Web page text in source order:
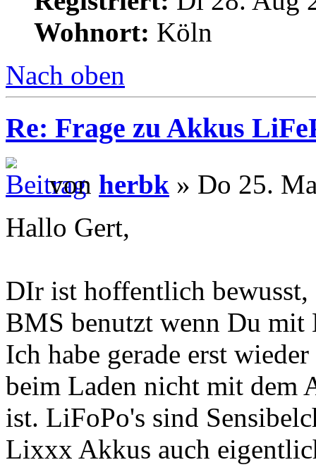
Wohnort: Köln
Nach oben
Re: Frage zu Akkus
von herbk » Do 25.
Hallo Gert,
DIr ist hoffentlich
BMS benutzt wenn Du mit
Ich habe gerade erst
beim Laden nicht mit dem
ist. LiFoPo's sind
Lixxx Akkus auch